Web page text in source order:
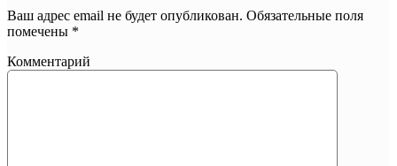
Ваш адрес email не будет опубликован. Обязательные поля
помечены *
Комментарий